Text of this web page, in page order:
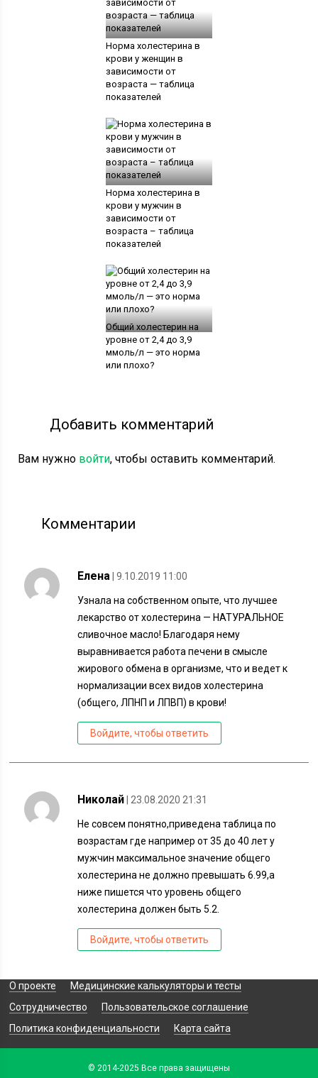
Норма холестерина в
крови у женщин в
зависимости от
возраста — таблица
показателей
Норма холестерина в
крови у мужчин в
зависимости от
возраста – таблица
показателей
Общий холестерин на
уровне от 2,4 до 3,9
ммоль/л — это норма
или плохо?
Добавить комментарий
Вам нужно войти, чтобы оставить комментарий.
Комментарии
Елена | 9.10.2019 11:00
Узнала на собственном опыте, что лучшее
лекарство от холестерина — НАТУРАЛЬНОЕ
сливочное масло! Благодаря нему
выравнивается работа печени в смысле
жирового обмена в организме, что и ведет к
нормализации всех видов холестерина
(общего, ЛПНП и ЛПВП) в крови!
Войдите, чтобы ответить
Николай | 23.08.2020 21:31
Не совсем понятно,приведена таблица по
возрастам где например от 35 до 40 лет у
мужчин максимальное значение общего
холестерина не должно превышать 6.99,а
ниже пишется что уровень общего
холестерина должен быть 5.2.
Войдите, чтобы ответить
О проекте
Медицинские калькуляторы и тесты
Сотрудничество
Пользовательское соглашение
Политика конфиденциальности
Карта сайта
© 2014-2025 Все права защищены